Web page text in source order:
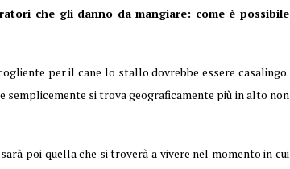
che gli danno da mangiare: come è possibile
per il cane lo stallo dovrebbe essere casalingo.
semplicemente si trova geograficamente più in alto non
poi quella che si troverà a vivere nel momento in cui